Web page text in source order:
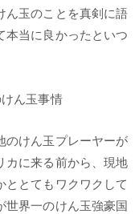
ん玉のことを真剣に語
本当に良かったといつ
ん玉事情
のけん玉プレーヤーが
カに来る前から、現地
とてもワクワクして
世界一のけん玉強豪国